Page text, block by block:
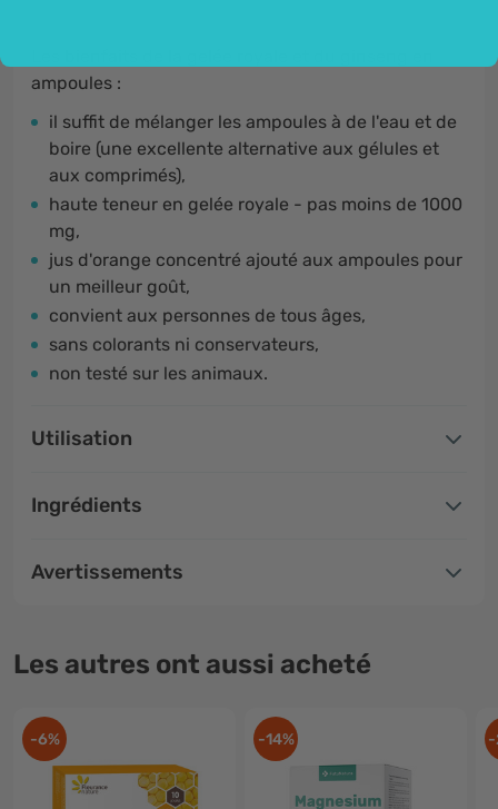
ampoules :
il suffit de mélanger les ampoules à de l'eau et de
boire (une excellente alternative aux gélules et
aux comprimés),
haute teneur en gelée royale - pas moins de 1000
mg,
jus d'orange concentré ajouté aux ampoules pour
un meilleur goût,
convient aux personnes de tous âges,
sans colorants ni conservateurs,
non testé sur les animaux.
Utilisation
Ingrédients
Avertissements
Les autres ont aussi acheté
-6% -14% -